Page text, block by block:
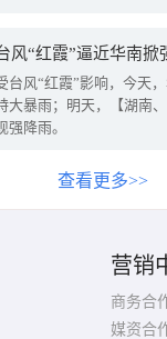
风“红霞”逼近华南
台风“红霞”影响，今天
大暴雨；明天，【湖南
强降雨。
查看更多>>
营销
商务合
媒资合